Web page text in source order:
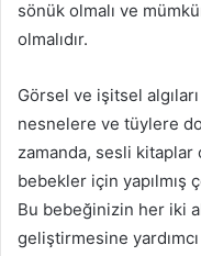
sönük olmalı ve
olmalıdır.
Görsel ve işitsel
nesnelere ve tüylere
zamanda, sesli
bebekler için yapılmış
Bu bebeğinizin her iki
geliştirmesine yardımcı